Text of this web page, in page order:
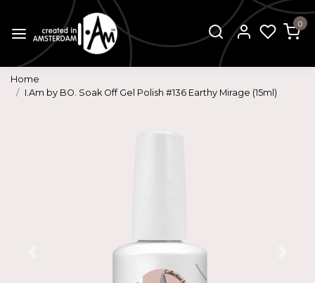
0
Home
I.Am by BO. Soak Off Gel Polish #136 Earthy Mirage (15ml)